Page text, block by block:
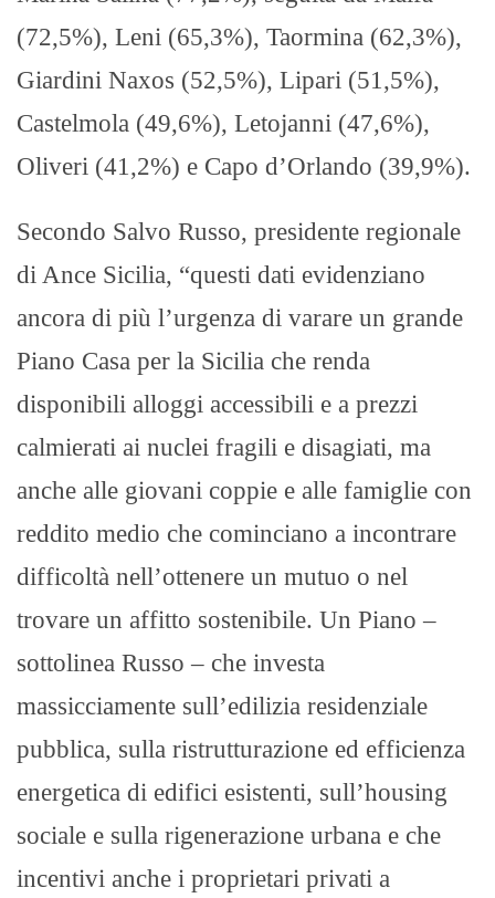
(72,5%), Leni (65,3%), Taormina (62,3%),
Giardini Naxos (52,5%), Lipari (51,5%),
Castelmola (49,6%), Letojanni (47,6%),
Oliveri (41,2%) e Capo d’Orlando (39,9%).
Secondo Salvo Russo, presidente regionale
di Ance Sicilia, “questi dati evidenziano
ancora di più l’urgenza di varare un grande
Piano Casa per la Sicilia che renda
disponibili alloggi accessibili e a prezzi
calmierati ai nuclei fragili e disagiati, ma
anche alle giovani coppie e alle famiglie con
reddito medio che cominciano a incontrare
difficoltà nell’ottenere un mutuo o nel
trovare un affitto sostenibile. Un Piano –
sottolinea Russo – che investa
massicciamente sull’edilizia residenziale
pubblica, sulla ristrutturazione ed efficienza
energetica di edifici esistenti, sull’housing
sociale e sulla rigenerazione urbana e che
incentivi anche i proprietari privati a